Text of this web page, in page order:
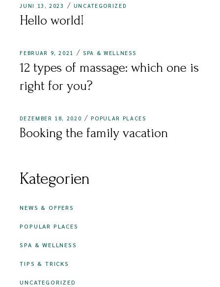
JUNI 13, 2023 UNCATEGORIZED
Hello world!
FEBRUAR 9, 2021 SPA & WELLNESS
12 types of massage: which one is
right for you?
DEZEMBER 18, 2020 POPULAR PLACES
Booking the family vacation
Kategorien
NEWS & OFFERS
POPULAR PLACES
SPA & WELLNESS
TIPS & TRICKS
UNCATEGORIZED